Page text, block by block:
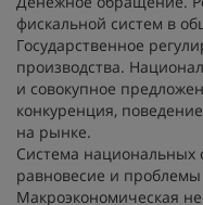
фискальной систем в
Государственное
производства.
и совокупное
конкуренция,
на рынке.
Система национальных
равновесие и
Макроэкономическая